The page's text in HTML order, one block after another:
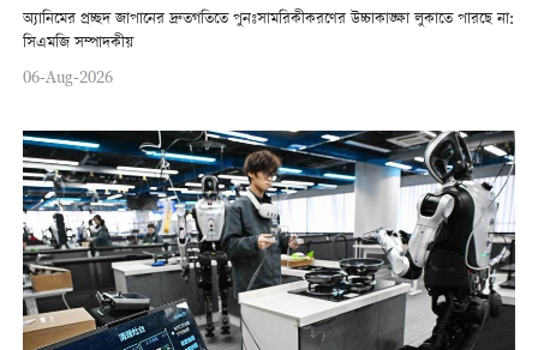
অ্যানিমের প্রচ্ছদ জাপানের দ্রুতগতিতে পুনঃসামরিকীকরণের উচ্চাকাঙ্ক্ষা লুকাতে পারছে না:
সিএমজি সম্পাদকীয়
06-Aug-2026